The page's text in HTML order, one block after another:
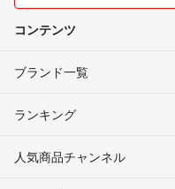
コンテンツ
ブランド一覧
ランキング
人気商品チャンネル